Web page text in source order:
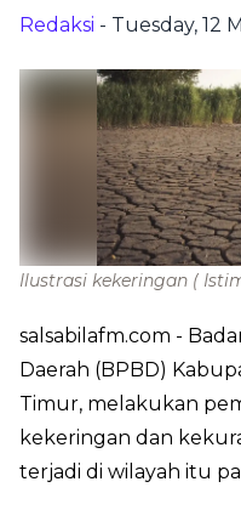
Redaksi - Tuesday, 12
Ilustrasi kekeringan (
salsabilafm.com -
Daerah (BPBD)
Timur, melakukan
kekeringan dan
terjadi di wilayah itu